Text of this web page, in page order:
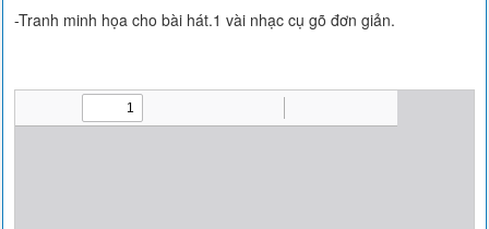
-Tranh minh họa cho bài hát.1 vài nhạc cụ gõ đơn giản.